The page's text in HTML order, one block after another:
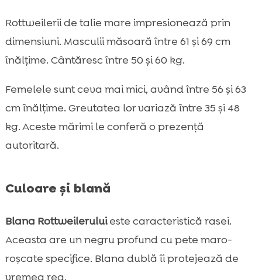
Rottweilerii de talie mare impresionează prin
dimensiuni. Masculii măsoară între 61 și 69 cm
înălțime. Cântăresc între 50 și 60 kg.
Femelele sunt ceva mai mici, având între 56 și 63
cm înălțime. Greutatea lor variază între 35 și 48
kg. Aceste mărimi le conferă o prezență
autoritară.
Culoare și blană
Blana Rottweileruluieste caracteristică rasei.
Aceasta are un negru profund cu pete maro-
roșcate specifice. Blana dublă îi protejează de
vremea rea.